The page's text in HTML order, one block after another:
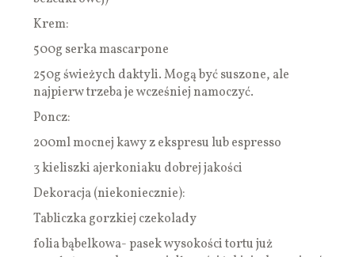
Krem:
500g serka mascarpone
250g świeżych daktyli. Mogą być suszone, ale
najpierw trzeba je wcześniej namoczyć.
Poncz:
200ml mocnej kawy z ekspresu lub espresso
3 kieliszki ajerkoniaku dobrej jakości
Dekoracja (niekoniecznie):
Tabliczka gorzkiej czekolady
folia bąbelkowa- pasek wysokości tortu już